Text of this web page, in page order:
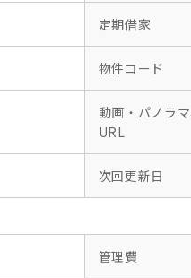
定期借家
物件コード
動画・パノラマ
URL
次回更新日
管理費